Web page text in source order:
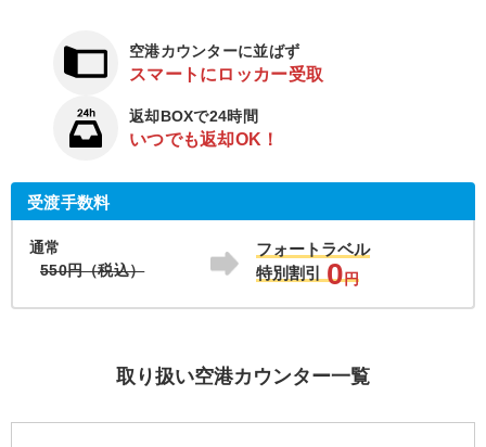
空港カウンターに並ばず
スマートにロッカー受取
返却BOXで24時間
いつでも返却OK！
受渡手数料
通常
550円（税込）
フォートラベル
特別割引
0円
取り扱い空港カウンター一覧